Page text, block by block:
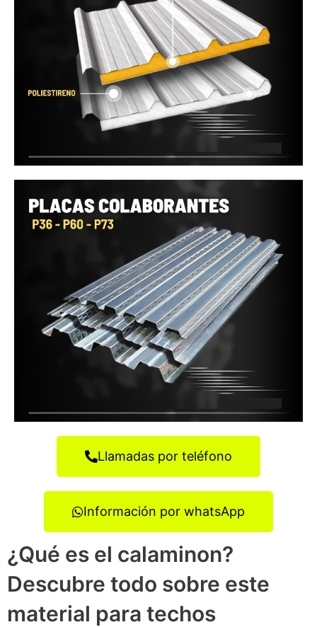
Llamadas por teléfono
Información por whatsApp
¿Qué es el calaminon?
Descubre todo sobre este
material para techos